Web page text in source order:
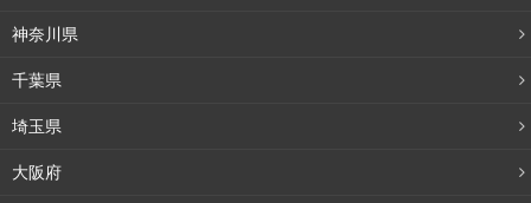
神奈川県
千葉県
埼玉県
大阪府